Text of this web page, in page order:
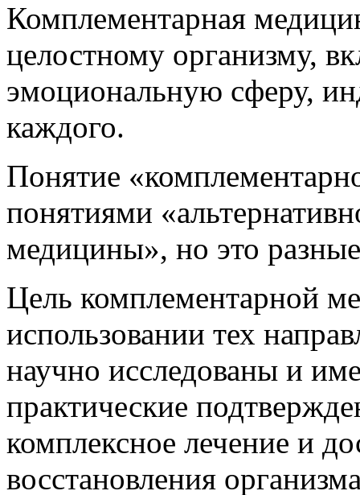
Комплементарная
целостному организму,
эмоциональную сферу,
каждого.
Понятие
понятиями
медицины», но это
Цель комплементарной
использовании тех
научно исследованы и
практические
комплексное лечение и
восстановления